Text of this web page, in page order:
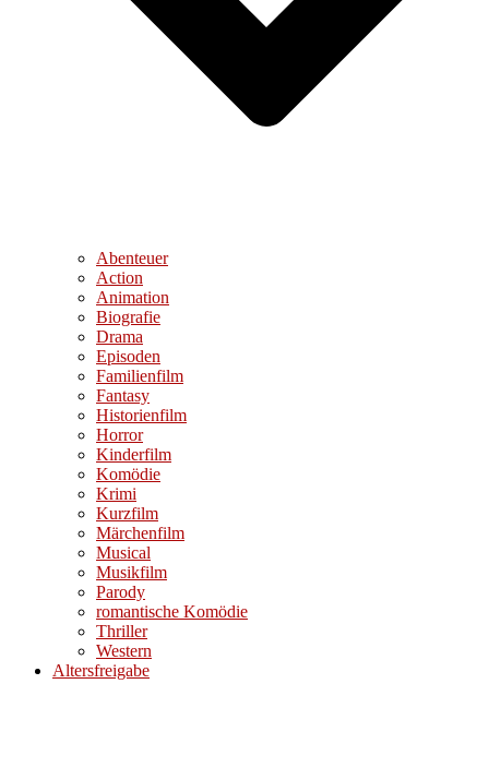
Abenteuer
Action
Animation
Biografie
Drama
Episoden
Familienfilm
Fantasy
Historienfilm
Horror
Kinderfilm
Komödie
Krimi
Kurzfilm
Märchenfilm
Musical
Musikfilm
Parody
romantische Komödie
Thriller
Western
Altersfreigabe